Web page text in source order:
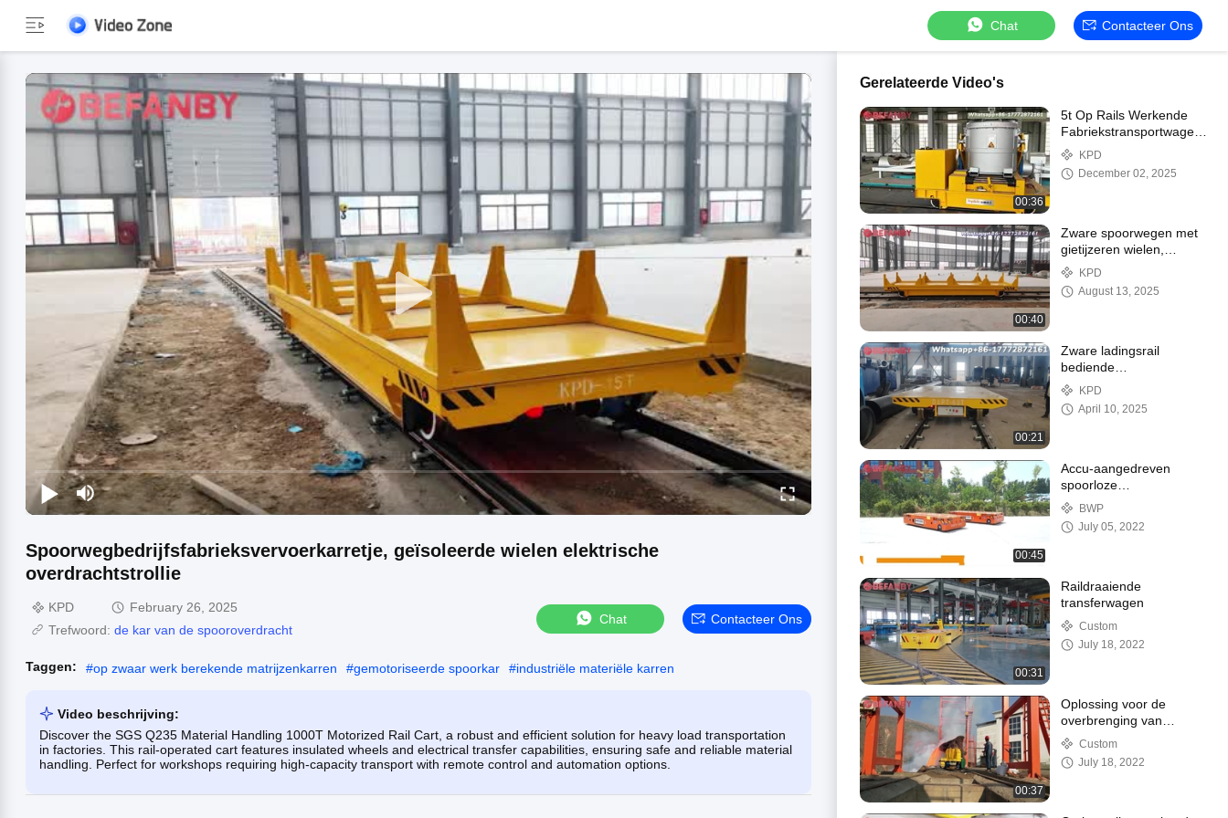
Chat Contacteer Ons
Spoorwegbedrijfsfabrieksvervoerkarretje, geïsoleerde wielen elektrische
overdrachtstrollie
KPD
February 26, 2025
Trefwoord: de kar van de spooroverdracht
Chat Contacteer Ons
Taggen: #op zwaar werk berekende matrijzenkarren #gemotoriseerde spoorkar #industriële materiële karren
Video beschrijving:
Discover the SGS Q235 Material Handling 1000T Motorized Rail Cart, a robust and efficient solution for heavy load transportation
in factories. This rail-operated cart features insulated wheels and electrical transfer capabilities, ensuring safe and reliable material
handling. Perfect for workshops requiring high-capacity transport with remote control and automation options.
Gerelateerde Video's
00:36
5t Op Rails Werkende
Fabriekstransportwagens,
Professioneel Elektrisch
Materiaal
Transportvoertuig
KPD
December 02, 2025
00:40
Zware spoorwegen met
gietijzeren wielen,
elektrische
overdrachtswagens
KPD
August 13, 2025
00:21
Zware ladingsrail
bediende
overbrengingswagen,
onbeperkte
gebruiksduur
KPD
April 10, 2025
00:45
Accu-aangedreven
spoorloze
transferwagen 12 ton
BWP
July 05, 2022
00:31
Raildraaiende
transferwagen
Custom
July 18, 2022
00:37
Oplossing voor de
overbrenging van
staalpotten
Custom
July 18, 2022